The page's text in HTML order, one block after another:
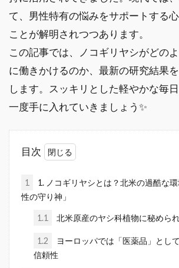
て、男性特有の悩みをサポートする
ことが解明されつつあります。
この記事では、ノコギリヤシがどの
に働きかけるのか、最新の研究結果
します。スッキリとした軽やかな毎
一度手に入れていきましょう✨
目次
1
1. ノコギリヤシとは？北米の過酷な
性の守り神」
1.1 北米原産のヤシ科植物に秘めら
1.2
ヨーロッパでは「医薬品」とし
信頼性